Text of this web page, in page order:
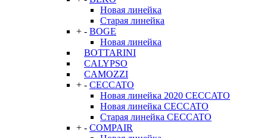
Новая линейка
Старая линейка
+ - BOGE
Новая линейка
BOTTARINI
CALYPSO
CAMOZZI
+ - CECCATO
Новая линейка 2020 CECCATO
Новая линейка CECCATO
Старая линейка CECCATO
+ - COMPAIR